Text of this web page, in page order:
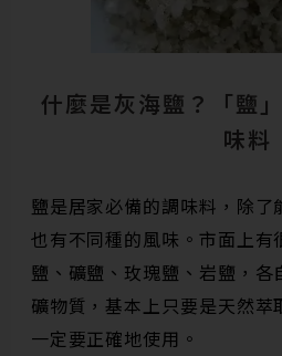
什麼是灰海鹽？「鹽
味料
鹽是居家必備的調味料，除
也有不同種的風味。市面上有
鹽、礦鹽、玫瑰鹽、岩鹽，
礦物質，基本上只要是天然
一定要正確地使用。